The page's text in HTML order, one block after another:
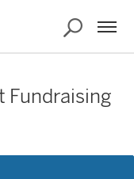
Fundraising